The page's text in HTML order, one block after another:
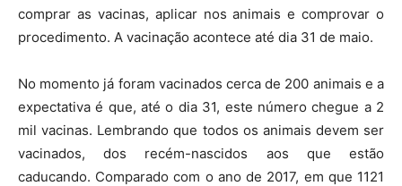
comprar as vacinas, aplicar nos animais e comprovar o
procedimento. A vacinação acontece até dia 31 de maio.
No momento já foram vacinados cerca de 200 animais e a
expectativa é que, até o dia 31, este número chegue a 2
mil vacinas. Lembrando que todos os animais devem ser
vacinados, dos recém-nascidos aos que estão
caducando. Comparado com o ano de 2017, em que 1121